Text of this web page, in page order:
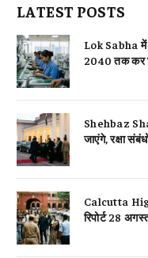
LATEST POSTS
Lok Sabha में
2040 तक कर
Shehbaz
जाएंगे, रक्षा
Calcutta
रिपोर्ट 28